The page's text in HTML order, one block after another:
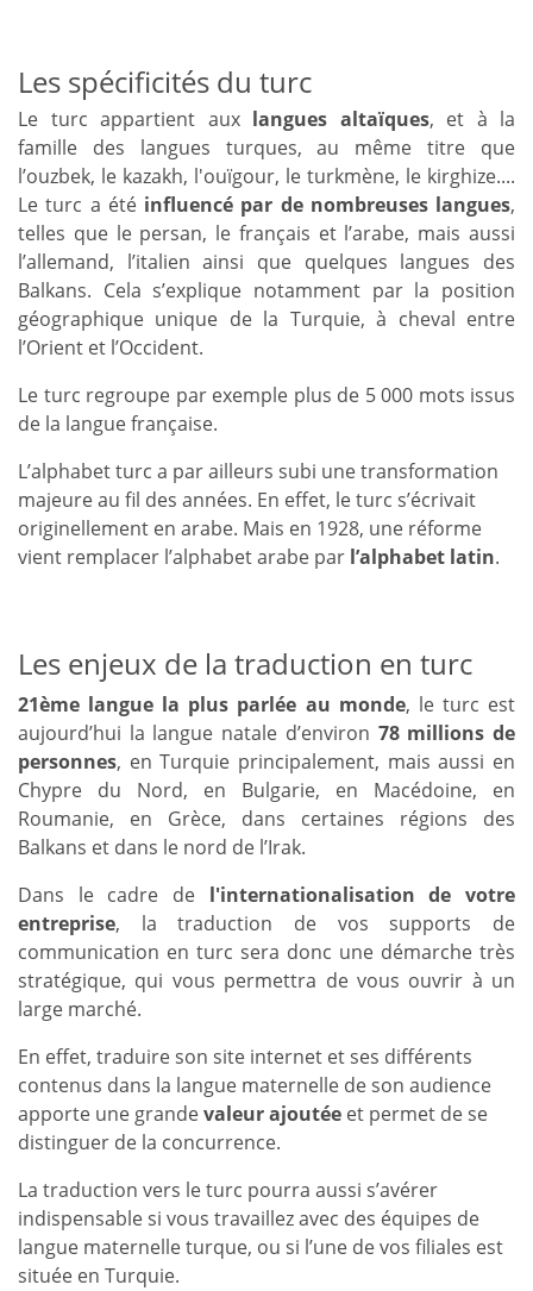
Les spécificités du turc
Le turc appartient aux langues altaïques, et à la
famille des langues turques, au même titre que
l’ouzbek, le kazakh, l'ouïgour, le turkmène, le kirghize....
Le turc a été influencé par de nombreuses langues,
telles que le persan, le français et l’arabe, mais aussi
l’allemand, l’italien ainsi que quelques langues des
Balkans. Cela s’explique notamment par la position
géographique unique de la Turquie, à cheval entre
l’Orient et l’Occident.
Le turc regroupe par exemple plus de 5 000 mots issus
de la langue française.
L’alphabet turc a par ailleurs subi une transformation
majeure au fil des années. En effet, le turc s’écrivait
originellement en arabe. Mais en 1928, une réforme
vient remplacer l’alphabet arabe par l’alphabet latin.
Les enjeux de la traduction en turc
21ème langue la plus parlée au monde, le turc est
aujourd’hui la langue natale d’environ 78 millions de
personnes, en Turquie principalement, mais aussi en
Chypre du Nord, en Bulgarie, en Macédoine, en
Roumanie, en Grèce, dans certaines régions des
Balkans et dans le nord de l’Irak.
Dans le cadre de l'internationalisation de votre
entreprise, la traduction de vos supports de
communication en turc sera donc une démarche très
stratégique, qui vous permettra de vous ouvrir à un
large marché.
En effet, traduire son site internet et ses différents
contenus dans la langue maternelle de son audience
apporte une grandevaleur ajoutée et permet de se
distinguer de la concurrence.
La traduction vers le turc pourra aussi s’avérer
indispensable si vous travaillez avec des équipes de
langue maternelle turque, ou si l’une de vos filiales est
située en Turquie.